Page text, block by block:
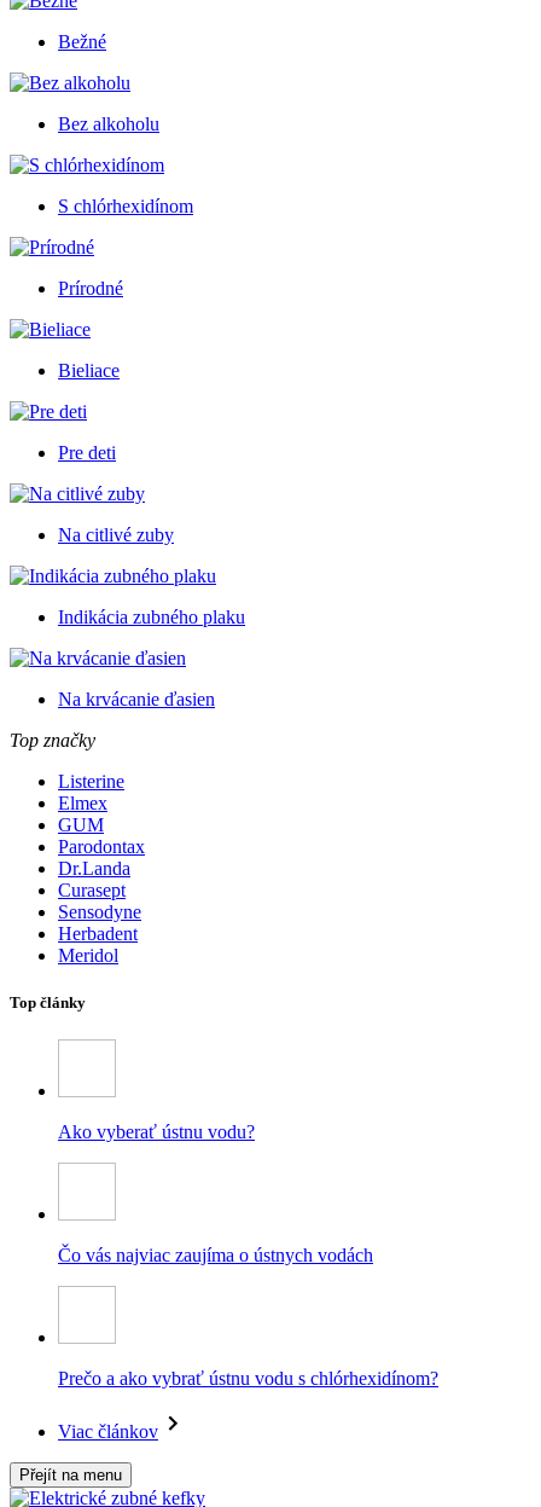
Bežné
Bez alkoholu
S chlórhexidínom
Prírodné
Bieliace
Pre deti
Na citlivé zuby
Indikácia zubného plaku
Na krvácanie ďasien
Top značky
Listerine
Elmex
GUM
Parodontax
Dr.Landa
Curasept
Sensodyne
Herbadent
Meridol
Top články
Ako vyberať ústnu vodu?
Čo vás najviac zaujíma o ústnych vodách
Prečo a ako vybrať ústnu vodu s chlórhexidínom?
Viac článkov
Přejít na menu